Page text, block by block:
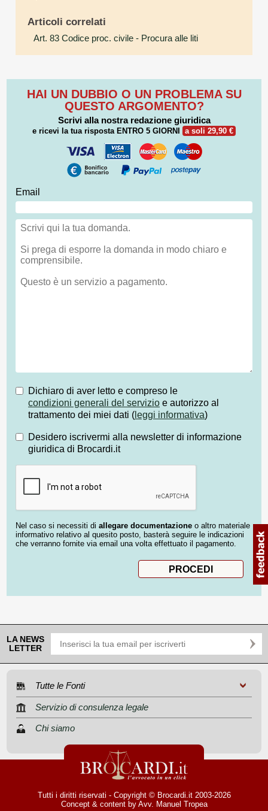
Articoli correlati
Art. 83 Codice proc. civile - Procura alle liti
HAI UN DUBBIO O UN PROBLEMA SU
QUESTO ARGOMENTO?
Scrivi alla nostra redazione giuridica
e ricevi la tua risposta ENTRO 5 GIORNI a soli 29,90 €
Email
Dichiaro di aver letto e compreso le
condizioni generali del servizio e autorizzo al
trattamento dei miei dati ( leggi informativa)
Desidero iscrivermi alla newsletter di informazione
giuridica di Brocardi.it
Nel caso si necessiti di allegare documentazione o altro materiale
informativo relativo al quesito posto, basterà seguire le indicazioni
che verranno fornite via email una volta effettuato il pagamento.
LA NEWS
LETTER
Tutte le Fonti
Servizio di consulenza legale
Chi siamo
Tutti i diritti riservati - Copyright © Brocardi.it 2003-2026
Concept & content by Avv. Manuel Tropea